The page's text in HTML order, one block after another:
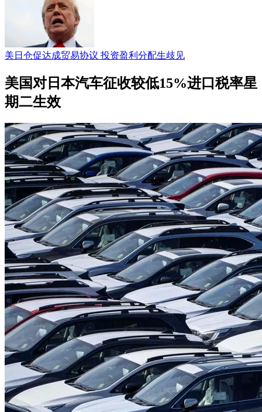
美日仓促达成贸易协议 投资盈利分配生歧见
美国对日本汽车征收较低15%进口税率星
期二生效